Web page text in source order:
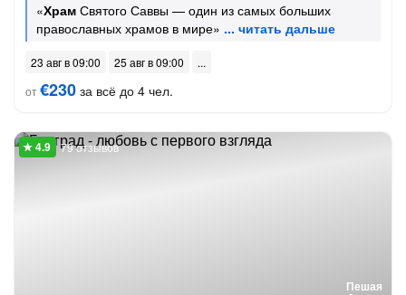
«Храм Святого Саввы — один из самых больших
православных храмов в мире»
23 авг в 09:00
25 авг в 09:00
от€230 за всё до 4 чел.
Пешая
79 отзывов